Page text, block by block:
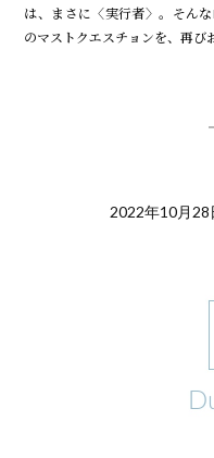
は、まさに〈実行者〉。そん
のマストクエスチョンを、再び
2022年10月28